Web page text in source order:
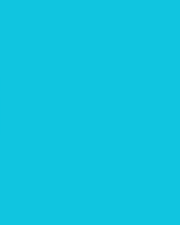
I JOVES